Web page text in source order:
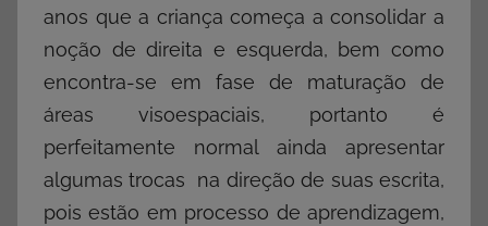
anos que a criança começa a consolidar a
noção de direita e esquerda, bem como
encontra-se em fase de maturação de
áreas visoespaciais, portanto é
perfeitamente normal ainda apresentar
algumas trocas na direção de suas escrita,
pois estão em processo de aprendizagem,